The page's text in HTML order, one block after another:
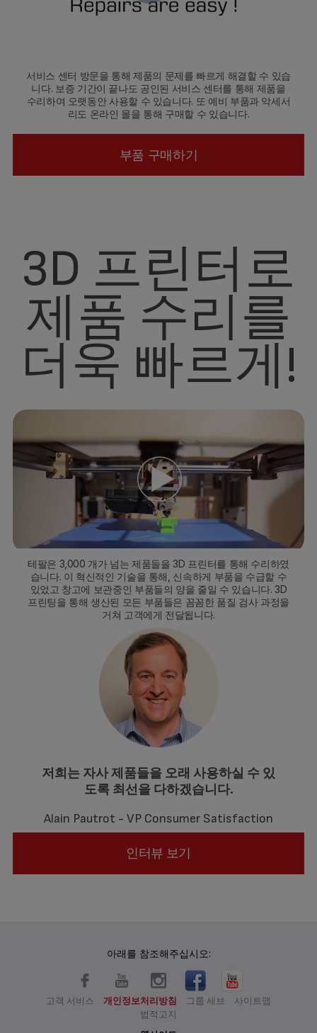
서비스 센터 방문을 통해 제품의 문제를 빠르게 해결할 수 있습
니다. 보증 기간이 끝나도 공인된 서비스 센터를 통해 제품을
수리하여 오랫동안 사용할 수 있습니다. 또 예비 부품과 악세서
리도 온라인 몰을 통해 구매할 수 있습니다.
부품 구매하기
3D 프린터로
제품 수리를
더욱 빠르게!
테팔은 3,000 개가 넘는 제품들을 3D 프린터를 통해 수리하였
습니다. 이 혁신적인 기술을 통해, 신속하게 부품을 수급할 수
있었고 창고에 보관중인 부품들의 양을 줄일 수 있습니다. 3D
프린팅을 통해 생산된 모든 부품들은 꼼꼼한 품질 검사 과정을
거쳐 고객에게 전달됩니다.
저희는 자사 제품들을 오래 사용하실 수 있
도록 최선을 다하겠습니다.
Alain Pautrot - VP Consumer Satisfaction
인터뷰 보기
아래를 참조해주십시오:
고객 서비스 개인정보처리방침 그룹 세브
사이트맵
법적고지